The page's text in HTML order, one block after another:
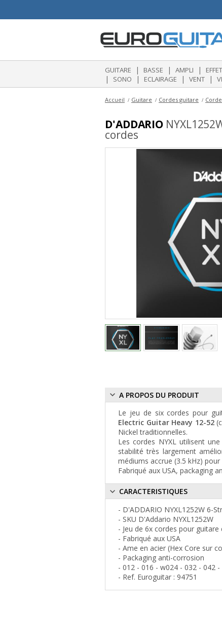
GUITARE | BASSE | AMPLI |
| SONO | ECLAIRAGE | VENT |
Accueil Guitare Cordes guitare
D'ADDARIO
cordes
A PROPOS DU PRODUIT
Le jeu de six cordes pour
Electric Guitar Heavy 12-52
Nickel traditionnelles.
Les cordes NYXL utilisent
stabilité très largement
médiums accrue (3.5 kHz)
Fabriqué aux USA, packaging
CARACTERISTIQUES
- D'ADDARIO NYXL1252W 6-
- SKU D'Addario NYXL1252W
- Jeu de 6x cordes pour guitare
- Fabriqué aux USA
- Ame en acier (Hex Core sur
- Packaging anti-corrosion
- 012 - 016 - w024 - 032 - 042 -
- Ref. Euroguitar : 94751